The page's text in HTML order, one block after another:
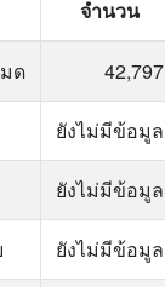
จำนวน
ด 42,797
ยังไม่มีข้อมูล
ยังไม่มีข้อมูล
ยังไม่มีข้อมูล